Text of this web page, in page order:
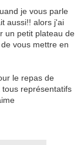
je vous parle
aussi!! alors j'ai
un petit plateau de
vous mettre en
le repas de
représentatifs